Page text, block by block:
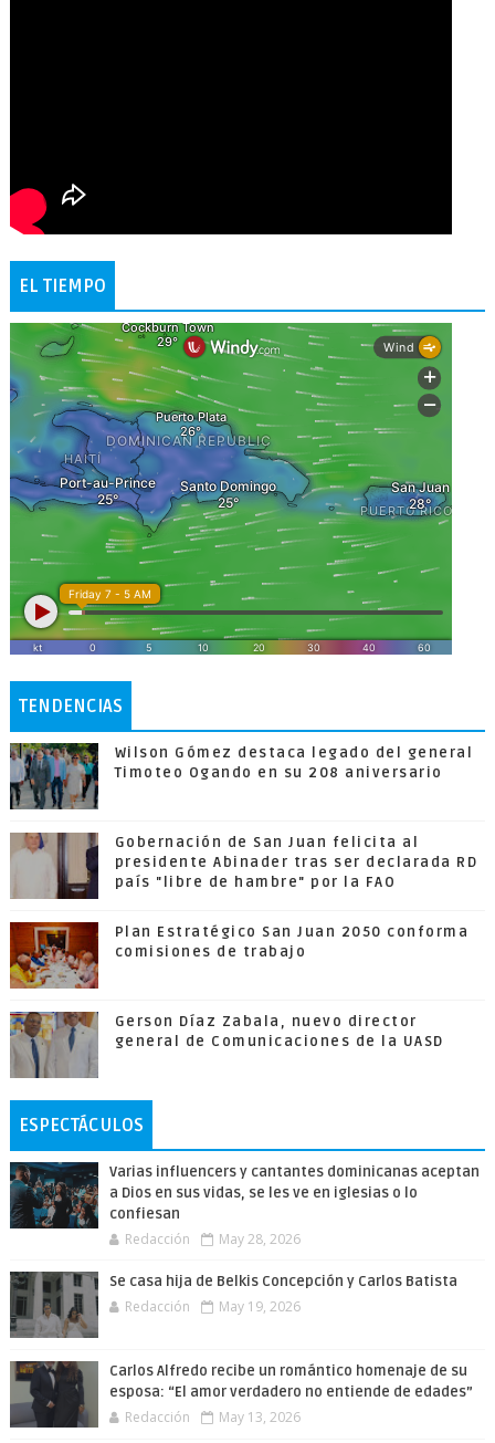
EL TIEMPO
TENDENCIAS
Wilson Gómez destaca legado del general
Timoteo Ogando en su 208 aniversario
Gobernación de San Juan felicita al
presidente Abinader tras ser declarada RD
país "libre de hambre" por la FAO
Plan Estratégico San Juan 2050 conforma
comisiones de trabajo
Gerson Díaz Zabala, nuevo director
general de Comunicaciones de la UASD
ESPECTÁCULOS
Varias influencers y cantantes dominicanas aceptan
a Dios en sus vidas, se les ve en iglesias o lo
confiesan
Redacción May 28, 2026
Se casa hija de Belkis Concepción y Carlos Batista
Redacción May 19, 2026
Carlos Alfredo recibe un romántico homenaje de su
esposa: “El amor verdadero no entiende de edades”
Redacción May 13, 2026